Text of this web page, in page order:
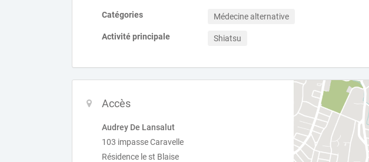
Catégories Médecine alternative
Activité principale Shiatsu
Accès
Audrey De Lansalut
103 impasse Caravelle
Résidence le st Blaise